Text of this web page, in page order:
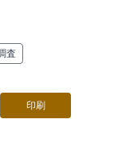
査
印刷